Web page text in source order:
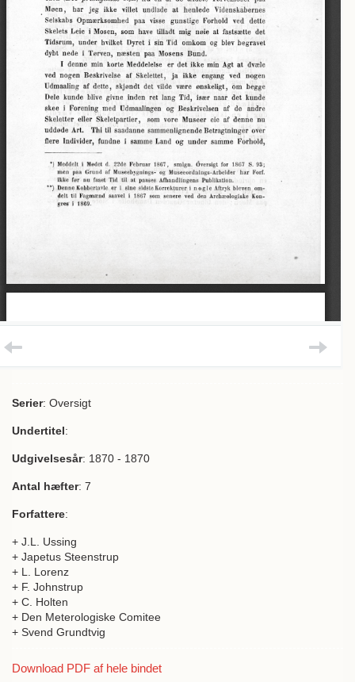
Serier: Oversigt
Undertitel:
Udgivelsesår: 1870 - 1870
Antal hæfter: 7
Forfattere:
+ J.L. Ussing
+ Japetus Steenstrup
+ L. Lorenz
+ F. Johnstrup
+ C. Holten
+ Den Meterologiske Comitee
+ Svend Grundtvig
Download PDF af hele bindet